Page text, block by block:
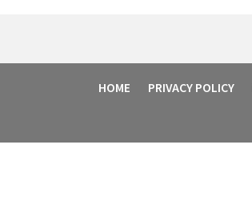
HOME PRIVACY POLICY